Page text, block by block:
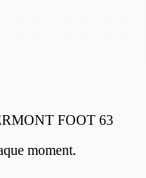
FOOT 63
moment.